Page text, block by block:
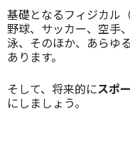
基礎となるフィジカル
野球、サッカー、空手
泳、そのほか、あらゆ
あります。
そして、将来的にスポ
にしましょう。